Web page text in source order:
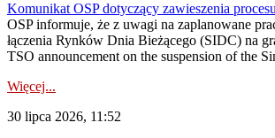
Komunikat OSP dotyczący zawieszenia
OSP informuje, że z uwagi na zaplanowane
łączenia Rynków Dnia Bieżącego (SIDC) na
TSO announcement on the suspension of the
Więcej...
30 lipca 2026, 11:52